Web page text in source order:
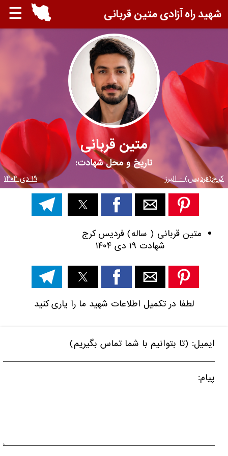
☰ شهید راه آزادی متین قربانی
متین قربانی
تاریخ و محل شهادت:
کرج(فردیس) - البرز ۱۹ دی ۱۴۰۴
متین قربانی ( ساله) فردیس کرج
شهادت ۱۹ دی ۱۴۰۴
لطفا در تکمیل اطلاعات شهید ما را یاری کنید
ایمیل: (تا بتوانیم با شما تماس بگیریم)
پیام: